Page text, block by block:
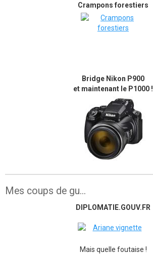
Crampons forestiers
Bridge Nikon P900
et maintenant le P1000 !
Mes coups de gu...
DIPLOMATIE.GOUV.FR
Mais quelle foutaise !